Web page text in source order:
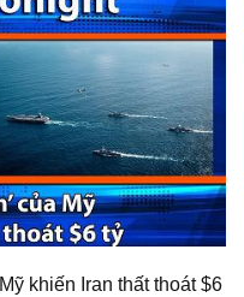
khiến Iran thất thoát $6